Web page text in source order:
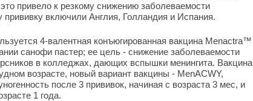
привело к резкому снижению заболеваемости
прививку включили Англия, Голландия и Испания.
4-валентная конъюгированная вакцина Menactra™
санофи пастер; ее цель - снижение заболеваемости
в колледжах, дающих вспышки менингита. Вакцина
возрасте, новый вариант вакцины - MenACWY,
после 3 прививок, начиная с возраста 3 мес, и
1 года.